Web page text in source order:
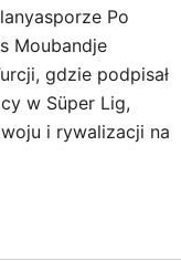
Po
Moubandje
gdzie podpisał
w Süper Lig,
i rywalizacji na